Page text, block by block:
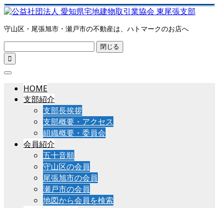
守山区・尾張旭市・瀬戸市の不動産は、ハトマークのお店へ
閉じる

HOME
支部紹介
支部長挨拶
支部概要・アクセス
組織概要・委員会
会員紹介
五十音順
守山区の会員
尾張旭市の会員
瀬戸市の会員
地図から会員を検索